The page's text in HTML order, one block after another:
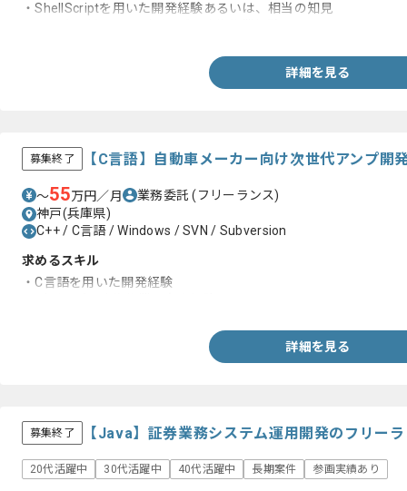
・ShellScriptを用いた開発経験あるいは、相当の知見
詳細を見る
募集終了 【C言語】自動車メーカー向け次世代アンプ開
〜55万円／月 業務委託(フリーランス)
神戸(兵庫県)
C++ / C言語 / Windows / SVN / Subversion
求めるスキル
・C言語を用いた開発経験
詳細を見る
募集終了 【Java】証券業務システム運用開発のフリー
20代活躍中 30代活躍中 40代活躍中 長期案件 参画実績あり